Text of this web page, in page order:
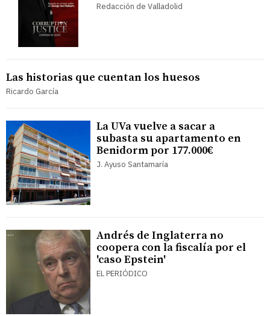
Redacción de Valladolid
Las historias que cuentan los huesos
Ricardo García
La UVa vuelve a sacar a
subasta su apartamento en
Benidorm por 177.000€
J. Ayuso Santamaría
Andrés de Inglaterra no
coopera con la fiscalía por el
'caso Epstein'
EL PERIÓDICO